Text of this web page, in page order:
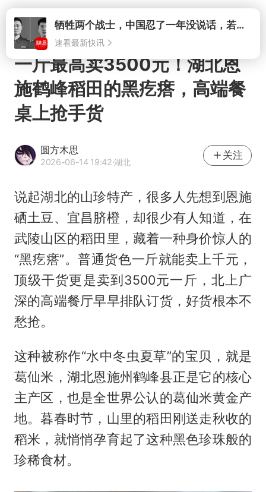
打开
一斤最高卖3500元！湖北恩
施鹤峰稻田的黑疙瘩，高端餐
桌上抢手货
圆方木思
2026-06-14 19:42·湖北
关注
说起湖北的山珍特产，很多人先想到恩施
硒土豆、宜昌脐橙，却很少有人知道，在
武陵山区的稻田里，藏着一种身价惊人的
“黑疙瘩”。普通货色一斤就能卖上千元，
顶级干货更是卖到3500元一斤，北上广
深的高端餐厅早早排队订货，好货根本不
愁抢。
这种被称作“水中冬虫夏草”的宝贝，就是
葛仙米，湖北恩施州鹤峰县正是它的核心
主产区，也是全世界公认的葛仙米黄金产
地。暮春时节，山里的稻田刚送走秋收的
稻米，就悄悄孕育起了这种黑色珍珠般的
珍稀食材。